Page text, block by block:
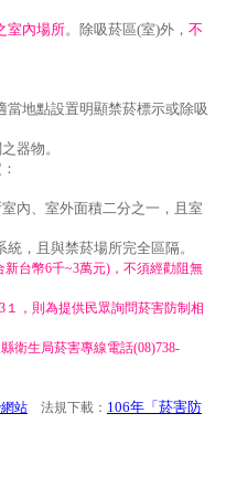
室內場所。除吸菸區(室)外， 不
地點設置明顯禁菸標示或除吸
器物。
內、室外面積二分之一，且室
，且與禁菸場所完全區隔。
台幣6千~3萬元)，不須經勸阻無
１，則為提供民眾詢問菸害防制相
衛生局菸害專線電話(08)738-
站 法規下載： 106年「菸害防